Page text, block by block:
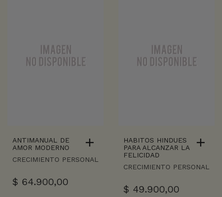
ANTIMANUAL DE
AMOR MODERNO
CRECIMIENTO PERSONAL
$ 64.900,00
HABITOS HINDUES
PARA ALCANZAR LA
FELICIDAD
CRECIMIENTO PERSONAL
$ 49.900,00